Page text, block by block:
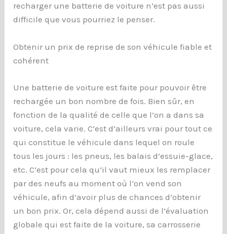
recharger une batterie de voiture n’est pas aussi
difficile que vous pourriez le penser.
Obtenir un prix de reprise de son véhicule fiable et
cohérent
Une batterie de voiture est faite pour pouvoir être
rechargée un bon nombre de fois. Bien sûr, en
fonction de la qualité de celle que l’on a dans sa
voiture, cela varie. C’est d’ailleurs vrai pour tout ce
qui constitue le véhicule dans lequel on roule
tous les jours : les pneus, les balais d’essuie-glace,
etc. C’est pour cela qu’il vaut mieux les remplacer
par des neufs au moment où l’on vend son
véhicule, afin d’avoir plus de chances d’obtenir
un bon prix. Or, cela dépend aussi de l’évaluation
globale qui est faite de la voiture, sa carrosserie